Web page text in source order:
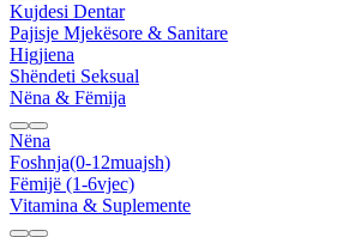
Kujdesi Dentar
Pajisje Mjekësore & Sanitare
Higjiena
Shëndeti Seksual
Nëna & Fëmija
Nëna
Foshnja(0-12muajsh)
Fëmijë (1-6vjec)
Vitamina & Suplemente